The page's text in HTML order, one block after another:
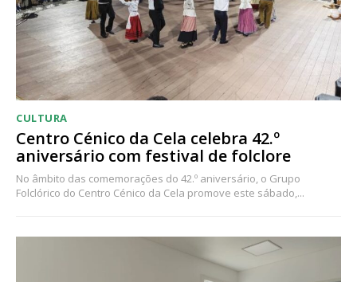
CULTURA
Centro Cénico da Cela celebra 42.º
aniversário com festival de folclore
No âmbito das comemorações do 42.º aniversário, o Grupo
Folclórico do Centro Cénico da Cela promove este sábado,...